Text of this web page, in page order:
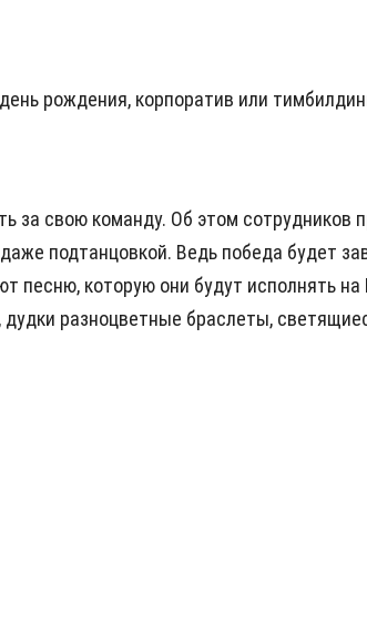
рождения, корпоратив или
за свою команду. Об этом
подтанцовкой. Ведь победа будет
песню, которую они будут исполнять
разноцветные браслеты,